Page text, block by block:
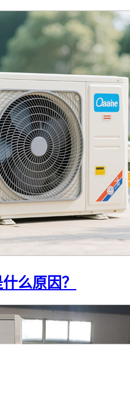
么原因？